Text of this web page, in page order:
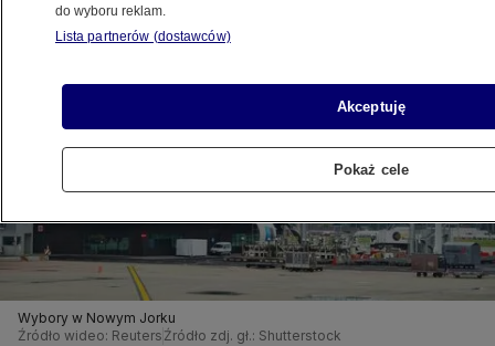
Wybory w Nowym Jorku
Źródło wideo: Reuters Źródło zdj. gł.: Shutterstock
do wyboru reklam.
Lista partnerów (dostawców)
Akceptuję
Pokaż cele